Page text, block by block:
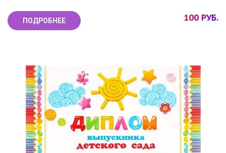
ПОДРОБНЕЕ 100 РУБ.